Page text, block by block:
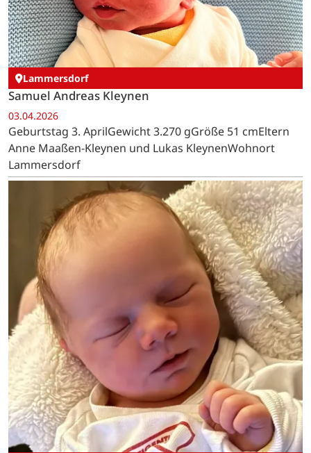
Lammersdorf
Samuel Andreas Kleynen
03.04.2026
Geburtstag 3. AprilGewicht 3.270 gGröße 51 cmEltern
Anne Maaßen-Kleynen und Lukas KleynenWohnort
Lammersdorf